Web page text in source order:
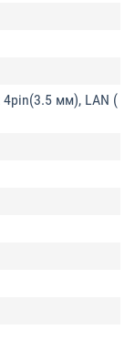
4pin(3.5 мм), LAN (